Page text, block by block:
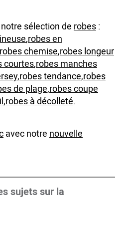
sélection de robes :
,robes en
robes chemise,robes longeur
courtes,robes manches
,robes tendance,robes
de plage,robes coupe
,robes à décolleté.
avec notre nouvelle
sujets sur la